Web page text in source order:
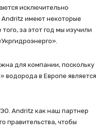
исключительно
имеют некоторые
за этот год мы изучили
для компании, поскольку
водорода в Европе является
Andritz как наш партнер
правительства, чтобы